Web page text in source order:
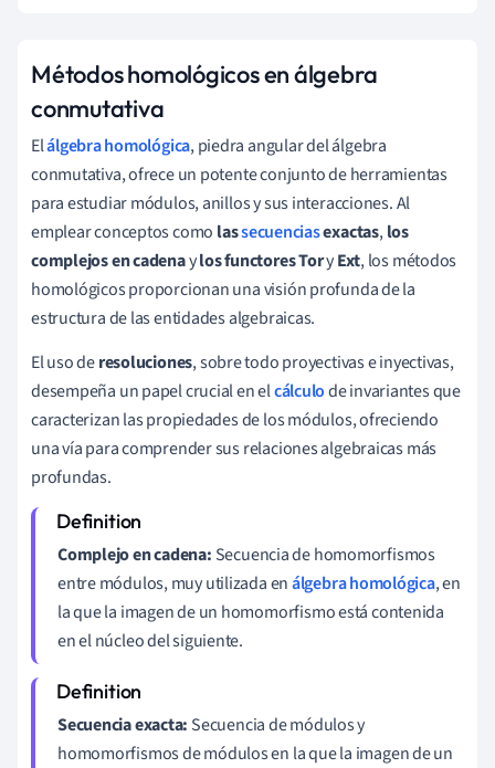
Métodos homológicos en álgebra
conmutativa
Elálgebra homológica, piedra angular del álgebra
conmutativa, ofrece un potente conjunto de herramientas
para estudiar módulos, anillos y sus interacciones. Al
emplear conceptos como lassecuenciasexactas,los
complejos en cadenaylos functoresToryExt, los métodos
homológicos proporcionan una visión profunda de la
estructura de las entidades algebraicas.
El uso deresoluciones, sobre todo proyectivas e inyectivas,
desempeña un papel crucial en elcálculode invariantes que
caracterizan las propiedades de los módulos, ofreciendo
una vía para comprender sus relaciones algebraicas más
profundas.
Complejo en cadena: Secuencia de homomorfismos
entre módulos, muy utilizada enálgebra homológica, en
la que la imagen de un homomorfismo está contenida
en el núcleo del siguiente.
Secuencia exacta: Secuencia de módulos y
homomorfismos de módulos en la que la imagen de un